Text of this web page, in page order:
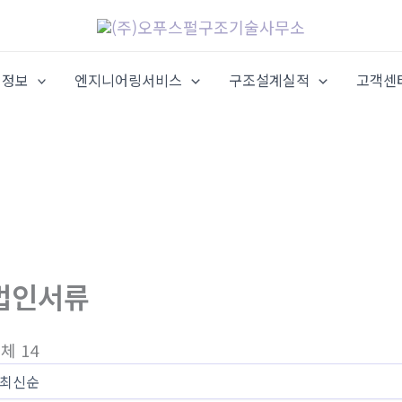
보 엔지니어링서비스 구조설계실적 고객센
인서류
14